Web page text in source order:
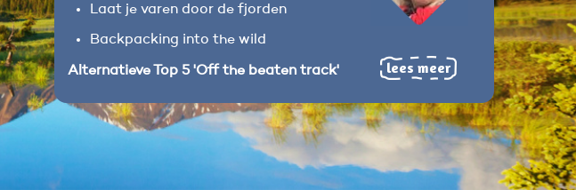
Laat je varen door de fjorden
Backpacking into the wild
Alternatieve Top 5 'Off the beaten track' lees meer